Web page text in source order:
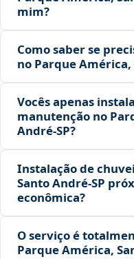
mim?
Como saber se
no Parque América,
Vocês apenas
manutenção no
André‑SP?
Instalação de
Santo André‑SP
econômica?
O serviço é
Parque América,